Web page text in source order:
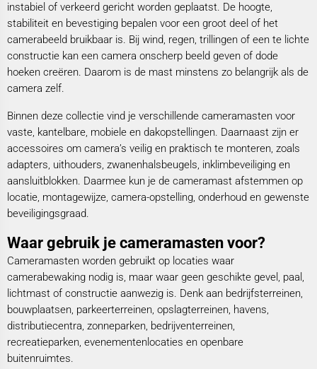
instabiel of verkeerd gericht worden geplaatst. De hoogte,
stabiliteit en bevestiging bepalen voor een groot deel of het
camerabeeld bruikbaar is. Bij wind, regen, trillingen of een te lichte
constructie kan een camera onscherp beeld geven of dode
hoeken creëren. Daarom is de mast minstens zo belangrijk als de
camera zelf.
Binnen deze collectie vind je verschillende cameramasten voor
vaste, kantelbare, mobiele en dakopstellingen. Daarnaast zijn er
accessoires om camera’s veilig en praktisch te monteren, zoals
adapters, uithouders, zwanenhalsbeugels, inklimbeveiliging en
aansluitblokken. Daarmee kun je de cameramast afstemmen op
locatie, montagewijze, camera-opstelling, onderhoud en gewenste
beveiligingsgraad.
Waar gebruik je cameramasten voor?
Cameramasten worden gebruikt op locaties waar
camerabewaking nodig is, maar waar geen geschikte gevel, paal,
lichtmast of constructie aanwezig is. Denk aan bedrijfsterreinen,
bouwplaatsen, parkeerterreinen, opslagterreinen, havens,
distributiecentra, zonneparken, bedrijventerreinen,
recreatieparken, evenementenlocaties en openbare
buitenruimtes.